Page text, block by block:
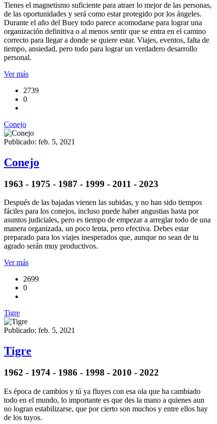
Tienes el magnetismo suficiente para atraer lo mejor de las personas,
de las oportunidades y será como estar protegido por los ángeles.
Durante el año del Buey todo parece acomodarse para lograr una
organización definitiva o al menos sentir que se entra en el camino
correcto para llegar a donde se quiere estar. Viajes, eventos, falta de
tiempo, ansiedad, pero todo para lograr un verdadero desarrollo
personal.
Ver más
2739
0
Conejo
Publicado: feb. 5, 2021
Conejo
1963 - 1975 - 1987 - 1999 - 2011 - 2023
Después de las bajadas vienen las subidas, y no han sido tiempos
fáciles para los conejos, incluso puede haber angustias hasta por
asuntos judiciales, pero es tiempo de empezar a arreglar todo de una
manera organizada, un poco lenta, pero efectiva. Debes estar
preparado para los viajes inesperados que, aunque no sean de tu
agrado serán muy productivos.
Ver más
2699
0
Tigre
Publicado: feb. 5, 2021
Tigre
1962 - 1974 - 1986 - 1998 - 2010 - 2022
Es época de cambios y tú ya fluyes con esa ola que ha cambiado
todo en el mundo, lo importante es que des la mano a quienes aun
no logran estabilizarse, que por cierto son muchos y entre ellos hay
de los tuyos.